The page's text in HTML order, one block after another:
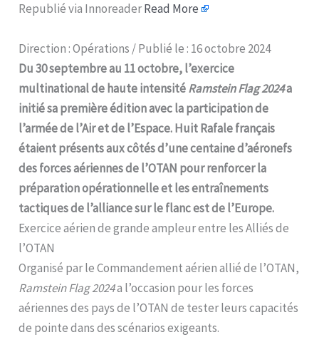
Republié via InnoreaderRead More
Direction : Opérations / Publié le : 16 octobre 2024
Du 30 septembre au 11 octobre, l’exercice
multinational de haute intensitéRamstein Flag 2024a
initié sa première édition avec la participation de
l’armée de l’Air et de l’Espace. Huit Rafale français
étaient présents aux côtés d’une centaine d’aéronefs
des forces aériennes de l’OTAN pour renforcer la
préparation opérationnelle et les entraînements
tactiques de l’alliance sur le flanc est de l’Europe.
Exercice aérien de grande ampleur entre les Alliés de
l’OTAN
Organisé par le Commandement aérien allié de l’OTAN,
Ramstein Flag 2024a l’occasion pour les forces
aériennes des pays de l’OTAN de tester leurs capacités
de pointe dans des scénarios exigeants.